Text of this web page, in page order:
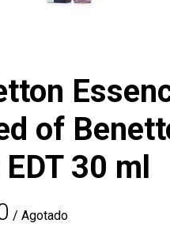
of
30 ml
/ Agotado